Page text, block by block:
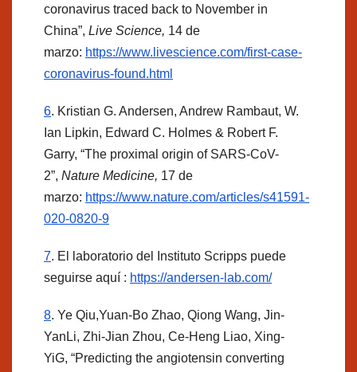
coronavirus traced back to November in
China”, Live Science, 14 de
marzo: https://www.livescience.com/first-case-
coronavirus-found.html
6. Kristian G. Andersen, Andrew Rambaut, W.
Ian Lipkin, Edward C. Holmes & Robert F.
Garry, “The proximal origin of SARS-CoV-
2”, Nature Medicine, 17 de
marzo: https://www.nature.com/articles/s41591-
020-0820-9
7. El laboratorio del Instituto Scripps puede
seguirse aquí : https://andersen-lab.com/
8. Ye Qiu,Yuan-Bo Zhao, Qiong Wang, Jin-
YanLi, Zhi-Jian Zhou, Ce-Heng Liao, Xing-
YiG, “Predicting the angiotensin converting